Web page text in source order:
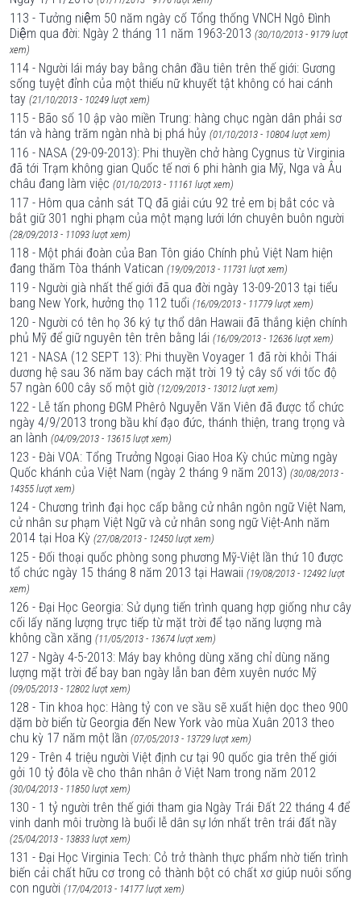
113 - Tưởng niệm 50 năm ngày cố Tổng thống VNCH Ngô Đình
Diệm qua đời: Ngày 2 tháng 11 năm 1963-2013 (30/10/2013 - 9179 lượt
xem)
114 - Người lái máy bay bằng chân đầu tiên trên thế giới: Gương
sống tuyệt đỉnh của một thiếu nữ khuyết tật không có hai cánh
tay (21/10/2013 - 10249 lượt xem)
115 - Bão số 10 ập vào miền Trung: hàng chục ngàn dân phải sơ
tán và hàng trăm ngàn nhà bị phá hủy (01/10/2013 - 10804 lượt xem)
116 - NASA (29-09-2013): Phi thuyền chở hàng Cygnus từ Virginia
đã tới Trạm không gian Quốc tế nơi 6 phi hành gia Mỹ, Nga và Âu
châu đang làm việc (01/10/2013 - 11161 lượt xem)
117 - Hôm qua cảnh sát TQ đã giải cứu 92 trẻ em bị bắt cóc và
bắt giữ 301 nghi phạm của một mạng lưới lớn chuyên buôn người
(28/09/2013 - 11093 lượt xem)
118 - Một phái đoàn của Ban Tôn giáo Chính phủ Việt Nam hiện
đang thăm Tòa thánh Vatican (19/09/2013 - 11731 lượt xem)
119 - Người già nhất thế giới đã qua đời ngày 13-09-2013 tại tiểu
bang New York, hưởng thọ 112 tuổi (16/09/2013 - 11779 lượt xem)
120 - Người có tên họ 36 ký tự thổ dân Hawaii đã thắng kiện chính
phủ Mỹ để giữ nguyên tên trên bằng lái (16/09/2013 - 12636 lượt xem)
121 - NASA (12 SEPT 13): Phi thuyền Voyager 1 đã rời khỏi Thái
dương hệ sau 36 năm bay cách mặt trời 19 tỷ cây số với tốc độ
57 ngàn 600 cây số một giờ (12/09/2013 - 13012 lượt xem)
122 - Lễ tấn phong ĐGM Phêrô Nguyễn Văn Viên đã được tổ chức
ngày 4/9/2013 trong bầu khí đạo đức, thánh thiện, trang trọng và
an lành (04/09/2013 - 13615 lượt xem)
123 - Đài VOA: Tổng Trưởng Ngoại Giao Hoa Kỳ chúc mừng ngày
Quốc khánh của Việt Nam (ngày 2 tháng 9 năm 2013) (30/08/2013 -
14355 lượt xem)
124 - Chương trình đại học cấp bằng cử nhân ngôn ngữ Việt Nam,
cử nhân sư phạm Việt Ngữ và cử nhân song ngữ Việt-Anh năm
2014 tại Hoa Kỳ (27/08/2013 - 12450 lượt xem)
125 - Đối thoại quốc phòng song phương Mỹ-Việt lần thứ 10 được
tổ chức ngày 15 tháng 8 năm 2013 tại Hawaii (19/08/2013 - 12492 lượt
xem)
126 - Đại Học Georgia: Sử dụng tiến trình quang hợp giống như cây
cối lấy năng lượng trực tiếp từ mặt trời để tạo năng lượng mà
không cần xăng (11/05/2013 - 13674 lượt xem)
127 - Ngày 4-5-2013: Máy bay không dùng xăng chỉ dùng năng
lượng mặt trời để bay ban ngày lẫn ban đêm xuyên nước Mỹ
(09/05/2013 - 12802 lượt xem)
128 - Tin khoa học: Hàng tỷ con ve sầu sẽ xuất hiện dọc theo 900
dặm bờ biển từ Georgia đến New York vào mùa Xuân 2013 theo
chu kỳ 17 năm một lần (07/05/2013 - 13729 lượt xem)
129 - Trên 4 triệu người Việt định cư tại 90 quốc gia trên thế giới
gởi 10 tỷ đôla về cho thân nhân ở Việt Nam trong năm 2012
(30/04/2013 - 11850 lượt xem)
130 - 1 tỷ người trên thế giới tham gia Ngày Trái Ðất 22 tháng 4 để
vinh danh môi trường là buổi lễ dân sự lớn nhất trên trái đất nầy
(25/04/2013 - 13833 lượt xem)
131 - Đại Học Virginia Tech: Cỏ trở thành thực phẩm nhờ tiến trình
biến cải chất hữu cơ trong cỏ thành bột có chất xơ giúp nuôi sống
con người (17/04/2013 - 14177 lượt xem)